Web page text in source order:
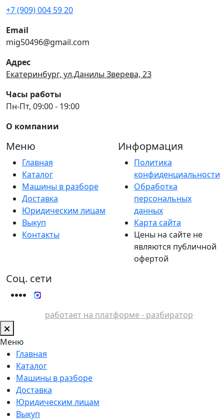
+7 (909) 004 59 20
Email
mig50496@gmail.com
Адрес
Екатеринбург, ул.Данилы Зверева, 23
Часы работы
Пн-Пт, 09:00 - 19:00
О компании
Меню
Главная
Каталог
Машины в разборе
Доставка
Юридическим лицам
Выкуп
Контакты
Информация
Политика
конфиденциальности
Обработка
персональных
данных
Карта сайта
Цены на сайте не
являются публичной
офертой
Соц. сети
работает на платформе - разбиратор
Меню
Главная
Каталог
Машины в разборе
Доставка
Юридическим лицам
Выкуп